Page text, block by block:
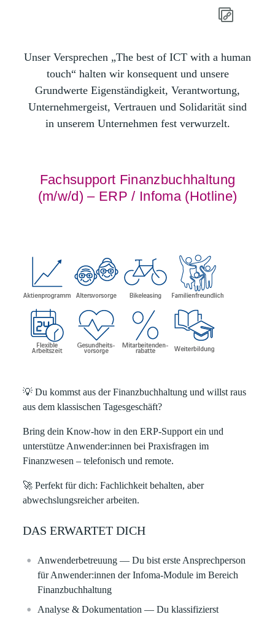
Unser Versprechen „The best of ICT with a human
touch“ halten wir konsequent und unsere
Grundwerte Eigenständigkeit, Verantwortung,
Unternehmergeist, Vertrauen und Solidarität sind
in unserem Unternehmen fest verwurzelt.
Fachsupport Finanzbuchhaltung
(m/w/d) – ERP / Infoma (Hotline)
💡 Du kommst aus der Finanzbuchhaltung und willst raus
aus dem klassischen Tagesgeschäft?
Bring dein Know-how in den ERP‑Support ein und
unterstütze Anwender:innen bei Praxisfragen im
Finanzwesen – telefonisch und remote.
🚀 Perfekt für dich: Fachlichkeit behalten, aber
abwechslungsreicher arbeiten.
DAS ERWARTET DICH
Anwenderbetreuung — Du bist erste Ansprechperson
für Anwender:innen der Infoma‑Module im Bereich
Finanzbuchhaltung
Analyse & Dokumentation — Du klassifizierst